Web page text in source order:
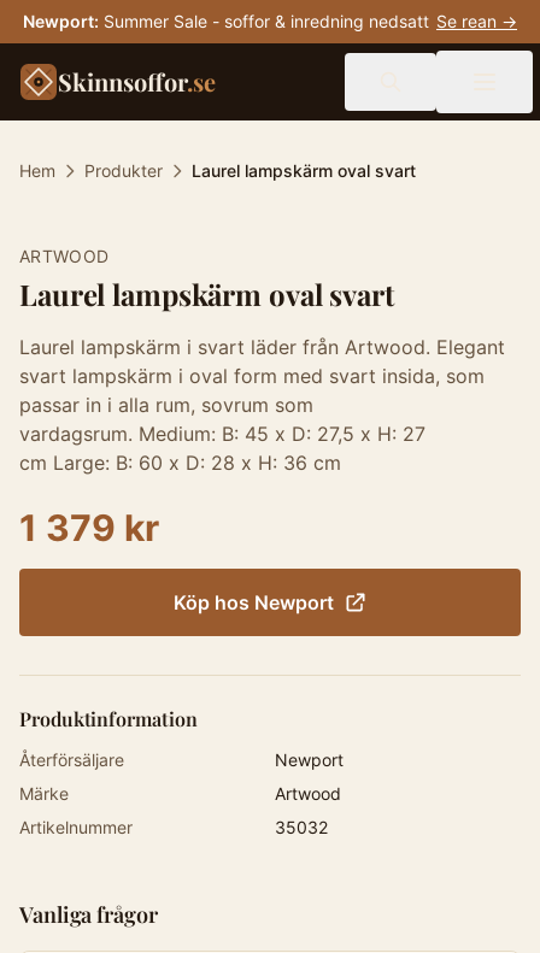
Newport: Summer Sale - soffor & inredning nedsatt Se rean →
Skinnsoffor.se
Hem Produkter Laurel lampskärm oval svart
ARTWOOD
Laurel lampskärm oval svart
Laurel lampskärm i svart läder från Artwood. Elegant
svart lampskärm i oval form med svart insida, som
passar in i alla rum, sovrum som
vardagsrum. Medium: B: 45 x D: 27,5 x H: 27
cm Large: B: 60 x D: 28 x H: 36 cm
1 379 kr
Köp hos Newport
Produktinformation
Återförsäljare
Newport
Märke
Artwood
Artikelnummer
35032
Vanliga frågor